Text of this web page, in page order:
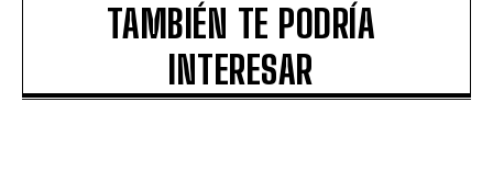
TAMBIÉN TE PODRÍA
INTERESAR